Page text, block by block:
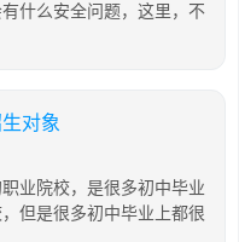
什么安全问题，这里，不
对象
业院校，是很多初中毕业
但是很多初中毕业上都很